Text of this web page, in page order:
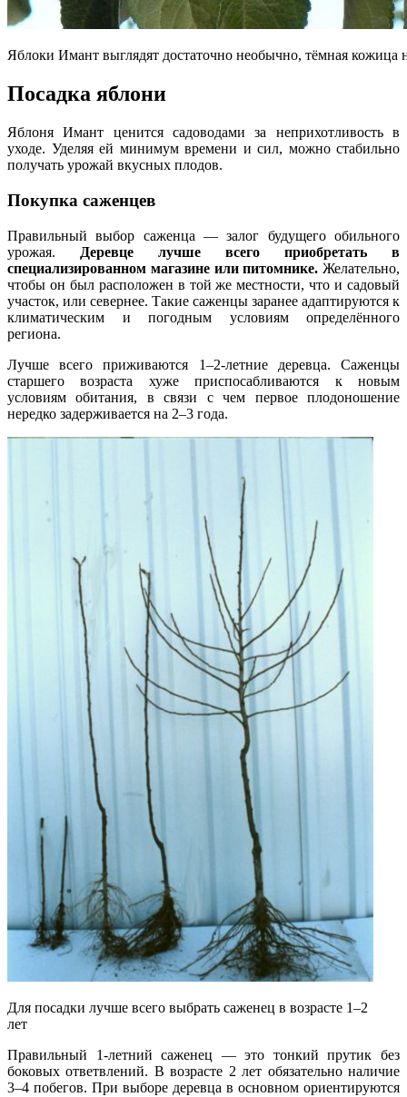
Яблоки Имант выглядят достаточно необычно, тёмная кожица
Посадка яблони
Яблоня Имант ценится садоводами за неприхотливость в
уходе. Уделяя ей минимум времени и сил, можно стабильно
получать урожай вкусных плодов.
Покупка саженцев
Правильный выбор саженца — залог будущего обильного
урожая.
Деревце лучше всего приобретать в
специализированном магазине или питомнике. Желательно,
чтобы он был расположен в той же местности, что и садовый
участок, или севернее. Такие саженцы заранее адаптируются к
климатическим и погодным условиям определённого
региона.
Лучше всего приживаются 1–2-летние деревца. Саженцы
старшего возраста хуже приспосабливаются к новым
условиям обитания, в связи с чем первое плодоношение
нередко задерживается на 2–3 года.
Для посадки лучше всего выбрать саженец в возрасте 1–2
лет
Правильный 1-летний саженец — это тонкий прутик без
боковых ответвлений. В возрасте 2 лет обязательно наличие
3–4 побегов. При выборе деревца в основном ориентируются